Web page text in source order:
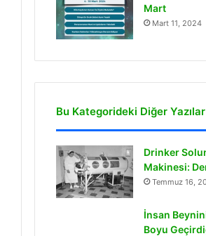
Mart
Mart 11, 2024
Bu Kategorideki Diğer Yazılar
Drinker
Makinesi:
Temmuz 16,
İnsan
Boyu